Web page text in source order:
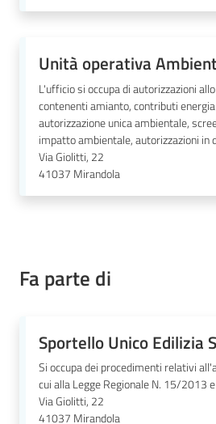
Tutti
argomenti
Unità operativa
L'ufficio si occupa di autorizzazioni
contenenti amianto, contributi
autorizzazione unica ambientale,
impatto ambientale, autorizzazioni in
Via Giolitti, 22
41037 Mirandola
Fa parte di
Sportello Unico Edilizia
Si occupa dei procedimenti relativi
cui alla Legge Regionale N. 15/2013
Via Giolitti, 22
41037 Mirandola